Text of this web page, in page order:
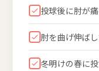
投球後に肘が
肘を曲げ伸ば
冬明けの春に